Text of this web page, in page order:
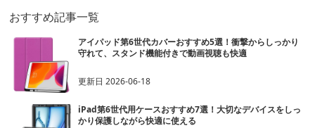
おすすめ記事一覧
アイパッド第6世代カバーおすすめ5選！衝撃からしっかり
守れて、スタンド機能付きで動画視聴も快適
更新日2026-06-18
iPad第6世代用ケースおすすめ7選！大切なデバイスをしっ
かり保護しながら快適に使える